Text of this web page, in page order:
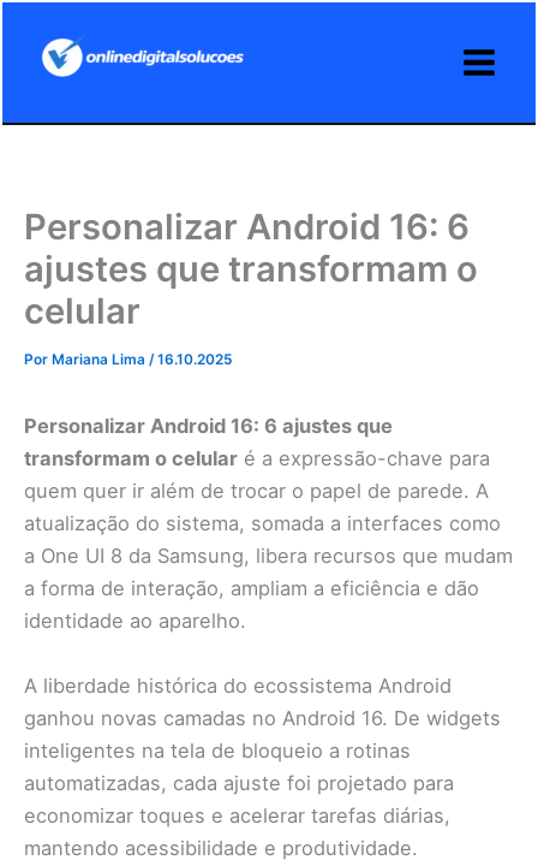
Personalizar Android 16: 6
ajustes que transformam o
celular
Por Mariana Lima /16.10.2025
Personalizar Android 16: 6 ajustes que
transformam o celular é a expressão-chave para
quem quer ir além de trocar o papel de parede. A
atualização do sistema, somada a interfaces como
a One UI 8 da Samsung, libera recursos que mudam
a forma de interação, ampliam a eficiência e dão
identidade ao aparelho.
A liberdade histórica do ecossistema Android
ganhou novas camadas no Android 16. De widgets
inteligentes na tela de bloqueio a rotinas
automatizadas, cada ajuste foi projetado para
economizar toques e acelerar tarefas diárias,
mantendo acessibilidade e produtividade.